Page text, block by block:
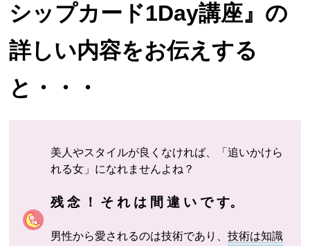
シップカード1Day講座』の
詳しい内容をお伝えする
と・・・
美人やスタイルが良くなければ、「追いかけら
れる女」になれませんよね？
残 念 ！ そ れ は 間 違 い で す。
男性から愛されるのは技術であり、技術は知識